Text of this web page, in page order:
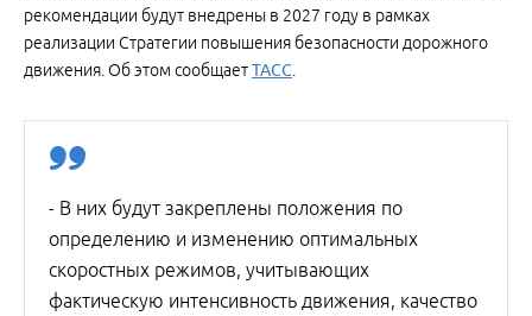
рекомендации будут внедрены в 2027 году в рамках
реализации Стратегии повышения безопасности дорожного
движения. Об этом сообщаетТАСС.
- В них будут закреплены положения по
определению и изменению оптимальных
скоростных режимов, учитывающих
фактическую интенсивность движения, качество